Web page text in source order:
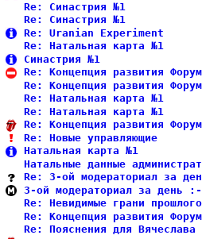
Re:
Re:
Re: Uranian
Re: Натальная
Синастрия
Re: Концепция развития
Re: Концепция развития
Re: Натальная
Re: Натальная
Re: Концепция развития
Re: Новые
Натальная
Натальные данные
Re: 3-ой модераториал за
3-ой модераториал за
Re: Невидимые грани
Re: Концепция развития
Re: Пояснения для